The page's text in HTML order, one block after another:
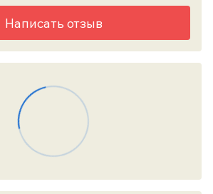
Написать отзыв